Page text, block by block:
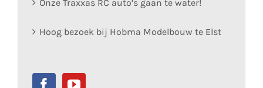
Onze Traxxas RC auto’s gaan te water!
Hoog bezoek bij Hobma Modelbouw te Elst